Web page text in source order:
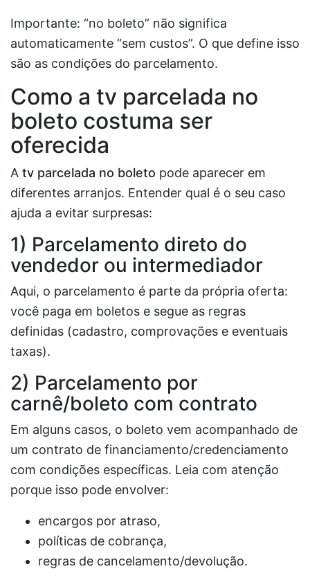
Importante: “no boleto” não significa
automaticamente “sem custos”. O que define isso
são as condições do parcelamento.
Como a tv parcelada no
boleto costuma ser
oferecida
A tv parcelada no boleto pode aparecer em
diferentes arranjos. Entender qual é o seu caso
ajuda a evitar surpresas:
1) Parcelamento direto do
vendedor ou intermediador
Aqui, o parcelamento é parte da própria oferta:
você paga em boletos e segue as regras
definidas (cadastro, comprovações e eventuais
taxas).
2) Parcelamento por
carnê/boleto com contrato
Em alguns casos, o boleto vem acompanhado de
um contrato de financiamento/credenciamento
com condições específicas. Leia com atenção
porque isso pode envolver:
encargos por atraso,
políticas de cobrança,
regras de cancelamento/devolução.